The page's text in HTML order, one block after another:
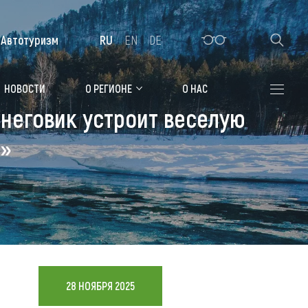
Алтайская зимовка
Где остановиться
Санатории
Гостиницы, отели
Коттеджи, базы
Сельские усадьбы
Мотели, придорожные отели
НОВОСТИ О РЕГИОНЕ О НАС
Автотуризм RU EN DE
устроит веселую
28 НОЯБРЯ 2025